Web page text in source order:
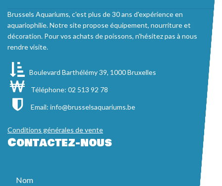
Brussels Aquariums, c'est plus de 30 ans d'expérience en
aquariophilie. Notre site propose équipement, nourriture et
décoration. Pour vos achats de poissons, n'hésitez pas à nous
rendre visite.
Boulevard Barthélémy 39, 1000 Bruxelles
Téléphone: 02 513 92 78
Email: info@brusselsaquariums.be
Conditions générales de vente
Contactez-nous